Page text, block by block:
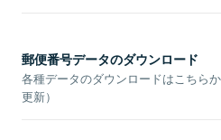
郵便番号データのダウンロード
各種データのダウンロードはこちら
更新）